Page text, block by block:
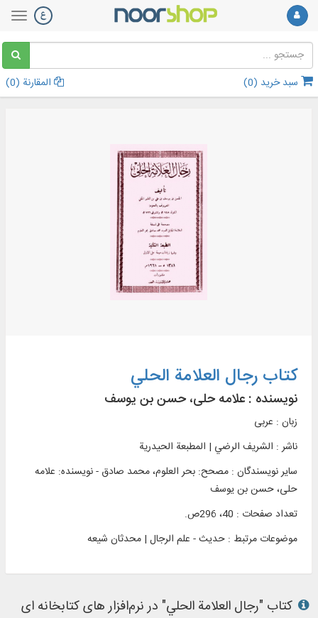
سبد خرید (0
) المقارنة (0
)
کتاب رجال العلامة الحلي
نویسنده : علامه حلی، حسن بن یوسف
زبان : عربی
ناشر : الشريف الرضي | المطبعة الحيدرية
سایر نویسندگان : مصحح: بحر العلوم، محمد صادق - نویسنده: علامه
حلی، حسن بن یوسف
تعداد صفحات : 40، 296ص.
موضوعات مرتبط : حدیث - علم الرجال | محدثان شیعه
کتاب "رجال العلامة الحلي" در نرم‌افزار های کتابخانه ای